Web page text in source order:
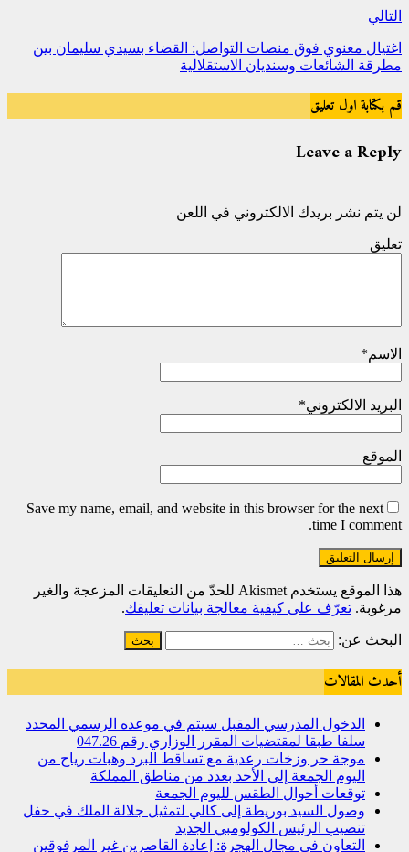
التالي
اغتيال معنوي فوق منصات التواصل: القضاء بسيدي سليمان بين
مطرقة الشائعات وسنديان الاستقلالية
قم بكتابة اول تعليق
Leave a Reply
لن يتم نشر بريدك الالكتروني في اللعن
تعليق
الاسم*
البريد الالكتروني*
الموقع
Save my name, email, and website in this browser for the next
time I comment.
هذا الموقع يستخدم Akismet للحدّ من التعليقات المزعجة والغير
مرغوبة. تعرّف على كيفية معالجة بيانات تعليقك.
البحث عن:
أحدث المقالات
الدخول المدرسي المقبل سیتم في موعده الرسمي المحدد
سلفا طبقا لمقتضیات المقرر الوزاري رقم 047.26
موجة حر وزخات رعدية مع تساقط البرد وهبات رياح من
اليوم الجمعة إلى الأحد بعدد من مناطق المملكة
توقعات أحوال الطقس لليوم الجمعة
وصول السيد بوريطة إلى كالي لتمثيل جلالة الملك في حفل
تنصيب الرئيس الكولومبي الجديد
التعاون في مجال الهجرة: إعادة القاصرين غير المرفوقين